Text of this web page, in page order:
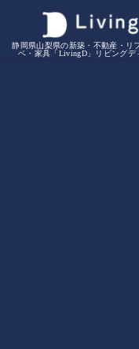
静岡県山梨県の新築・不動産・リ
ベ・家具「LivingD」リビングデ